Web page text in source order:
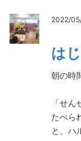
2022/
は
朝の時
「せ
たべら
と、ハ